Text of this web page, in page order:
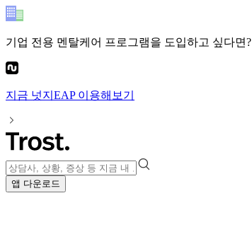
기업 전용 멘탈케어 프로그램을 도입하고 싶다면?
지금 넛지EAP이용해보기
앱 다운로드